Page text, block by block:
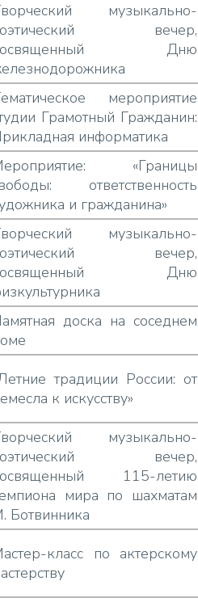
музыкально-
вечер,
Дню
мероприятие
Грамотный Гражданин:
информатика
«Границы
ответственность
и гражданина»
музыкально-
вечер,
Дню
доска на соседнем
традиции России: от
к искусству»
музыкально-
вечер,
115-летию
мира по шахматам
Ботвинника
класс по актерскому